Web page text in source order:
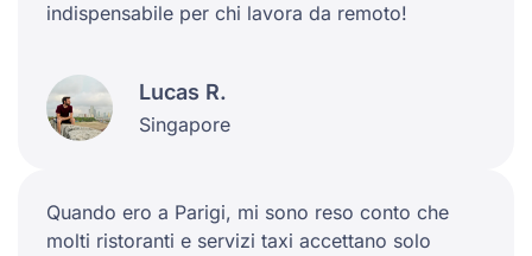
indispensabile per chi lavora da remoto!
Lucas R.
Singapore
Quando ero a Parigi, mi sono reso conto che
molti ristoranti e servizi taxi accettano solo